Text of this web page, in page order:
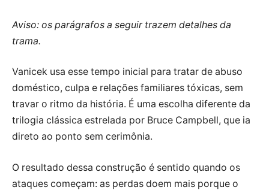
Aviso: os parágrafos a seguir trazem detalhes da
trama.
Vanicek usa esse tempo inicial para tratar de abuso
doméstico, culpa e relações familiares tóxicas, sem
travar o ritmo da história. É uma escolha diferente da
trilogia clássica estrelada por Bruce Campbell, que ia
direto ao ponto sem cerimônia.
O resultado dessa construção é sentido quando os
ataques começam: as perdas doem mais porque o